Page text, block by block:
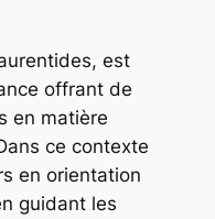
est
offrant de
en matière
ce contexte
en orientation
guidant les